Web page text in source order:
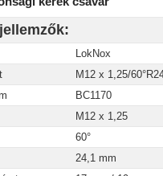
LokNox
M12 x 1,25/
BC1170
M12 x 1,25
60°
24,1 mm